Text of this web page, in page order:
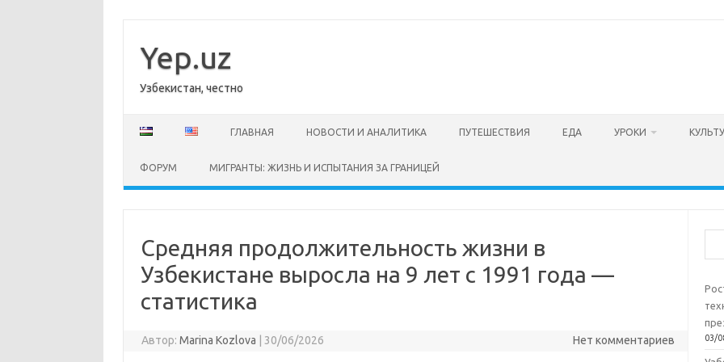
содержимому
Yep.uz
Узбекистан, честно
ГЛАВНАЯ НОВОСТИ И АНАЛИТИКА ПУТЕШЕСТВИЯ ЕДА УРОКИ
ФОРУМ МИГРАНТЫ: ЖИЗНЬ И ИСПЫТАНИЯ ЗА ГРАНИЦЕЙ
Средняя продолжительность жизни в
Узбекистане выросла на 9 лет с 1991 года —
статистика
Автор: Marina Kozlova 30/06/2026 Нет комментариев 03/